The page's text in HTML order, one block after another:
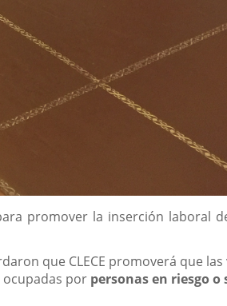
promover la inserción laboral
que CLECE promoverá que las
por personas en riesgo